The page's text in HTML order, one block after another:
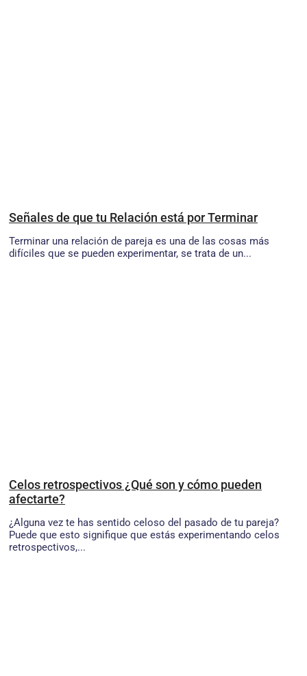
Señales de que tu Relación está por Terminar
Terminar una relación de pareja es una de las cosas más
difíciles que se pueden experimentar, se trata de un...
Celos retrospectivos ¿Qué son y cómo pueden
afectarte?
¿Alguna vez te has sentido celoso del pasado de tu pareja?
Puede que esto signifique que estás experimentando celos
retrospectivos,...